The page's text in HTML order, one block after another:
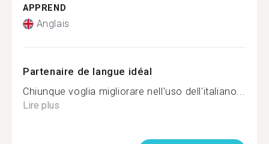
APPREND
Anglais
Partenaire de langue idéal
Chiunque voglia migliorare nell'uso dell'italiano...
Lire plus